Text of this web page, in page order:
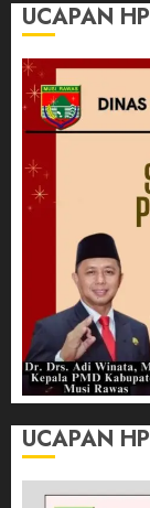
UCAPAN
UCAPAN